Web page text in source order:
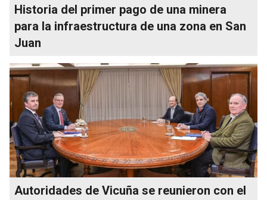
Historia del primer pago de una minera
para la infraestructura de una zona en San
Juan
Autoridades de Vicuña se reunieron con el